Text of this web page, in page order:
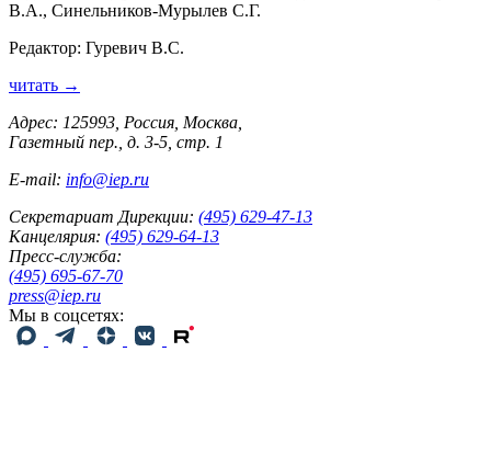
В.А., Синельников-Мурылев С.Г.
Редактор: Гуревич В.С.
читать →
Адрес: 125993, Россия, Москва,
Газетный пер., д. 3-5, стр. 1
E-mail: info@iep.ru
Секретариат Дирекции: (495) 629-47-13
Канцелярия: (495) 629-64-13
Пресс-служба:
(495) 695-67-70
press@iep.ru
Мы в соцсетях: